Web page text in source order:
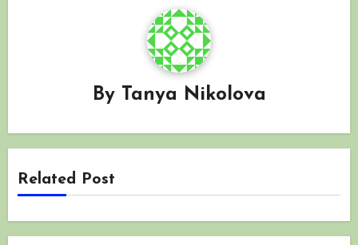
By Tanya Nikolova
Related Post